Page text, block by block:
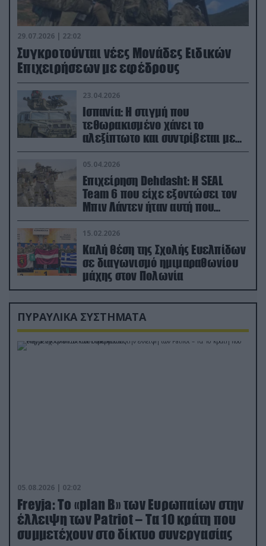
29.07.2026 | 22:02
Συγκροτούνται νέες Μονάδες Ειδικών
Επιχειρήσεων με εφέδρους
23.04.2026
Ισπανία: Η στιγμή που
τεθωρακισμένο χάνει το
αλεξίπτωτο και συντρίβεται με
ορμή στο έδαφος (βίντεο)
05.04.2026
Επιχείρηση Dehdasht: Η SEAL
Team 6 που είχε εξοντώσει τον
Μπιν Λάντεν ήταν αυτή που
διέσωσε τον πιλότο του F-15
15.02.2026
Καλή θέση της Σχολής Ευελπίδων
σε διαγωνισμό ημιμαραθωνίου
μάχης στον Πολωνία
ΠΥΡΑΥΛΙΚΑ ΣΥΣΤΗΜΑΤΑ
05.08.2026 | 02:02
Freyja: Το «plan Β» των Ευρωπαίων στην
έλλειψη των Patriot – Τα 10 κράτη που
συμμετέχουν στο δίκτυο συνεργασίας